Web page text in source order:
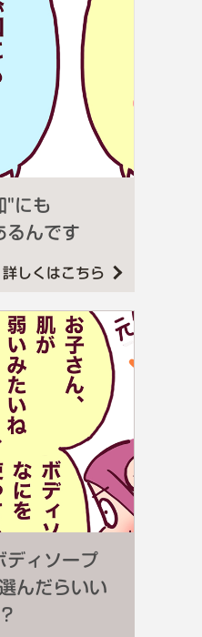
"にも
るんです
詳しくはこちら
ディソープ
んだらいい